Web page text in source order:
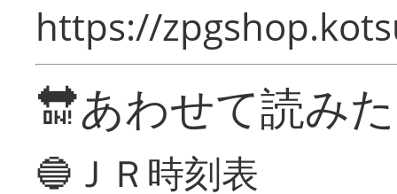
https://
🔛あわせて読み
🔵ＪＲ時刻表